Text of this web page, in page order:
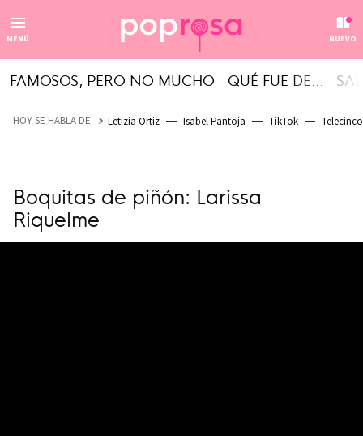
MENÚ NUEVO
FAMOSOS, PERO NO MUCHO QUÉ FUE DE...
HOY SE HABLA DE Letizia Ortiz Isabel Pantoja TikTok Telecinco
Boquitas de piñón: Larissa
Riquelme